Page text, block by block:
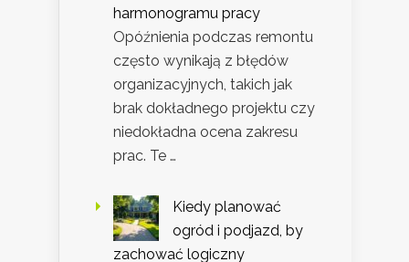
harmonogramu pracy
Opóźnienia podczas remontu
często wynikają z błędów
organizacyjnych, takich jak
brak dokładnego projektu czy
niedokładna ocena zakresu
prac. Te …
Kiedy planować
ogród i podjazd, by
zachować logiczny